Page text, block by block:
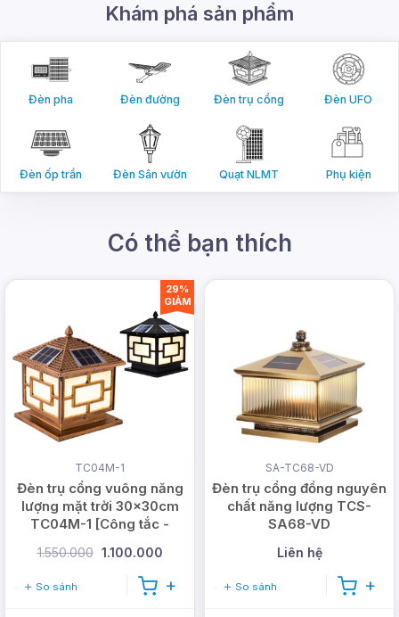
Khám phá sản phẩm
Đèn pha Đèn đường Đèn trụ cổng Đèn UFO
Đèn ốp trần Đèn Sân vườn Quạt NLMT Phụ kiện
Có thể bạn thích
TC04M-1
Đèn trụ cổng vuông năng
lượng mặt trời 30x30cm
TC04M-1 [Công tắc -
1.550.000 1.100.000
So sánh
29%
GIẢM
SA-TC68-VD
Đèn trụ cổng đồng nguyên
chất năng lượng TCS-
SA68-VD
Liên hệ
So sánh